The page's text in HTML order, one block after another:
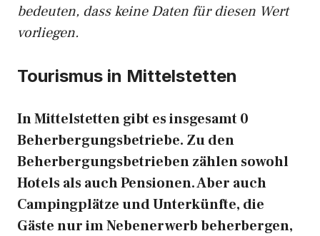
bedeuten, dass keine Daten für diesen Wert
vorliegen.
Tourismus in Mittelstetten
In Mittelstetten gibt es insgesamt 0
Beherbergungsbetriebe. Zu den
Beherbergungsbetrieben zählen sowohl
Hotels als auch Pensionen. Aber auch
Campingplätze und Unterkünfte, die
Gäste nur im Nebenerwerb beherbergen,